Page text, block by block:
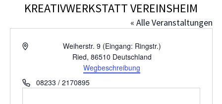
KREATIVWERKSTATT VEREINSHEIM
« Alle Veranstaltungen
A
e
s
Weiherstr. 9 (Eingang: Ringstr.)
Ried, 86510 Deutschland
Wegbeschreibung
T
08233 / 2170895